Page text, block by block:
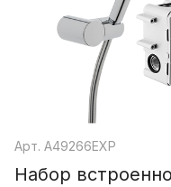
Арт. A49266EXP
Набор